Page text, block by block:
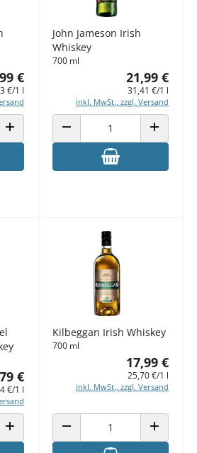
€
€/1 l
ANZAHL ERHÖHEN
John Jameson Irish
Whiskey
700 ml
21,99 €
31,41 €/1 l
inkl. MwSt., zzgl. Versand
ANZAHL VERRINGERN ANZAHL
€
€/1 l
ANZAHL ERHÖHEN
Kilbeggan Irish Whiskey
700 ml
17,99 €
25,70 €/1 l
inkl. MwSt., zzgl. Versand
ANZAHL VERRINGERN ANZAHL